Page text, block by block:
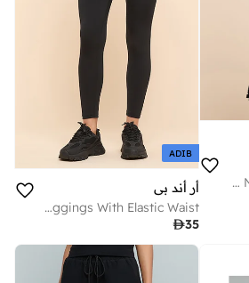
Printed Strappy Nightdress with V-Neck
ADIB
أر أند بي
Solid Active Leggings With Elastic Waist
35